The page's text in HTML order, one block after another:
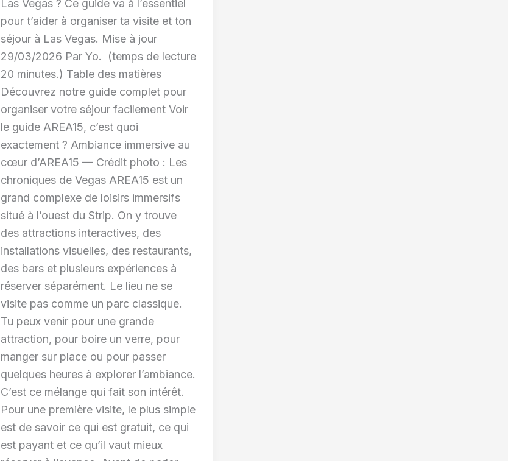
Las Vegas ? Ce guide va à l’essentiel
pour t’aider à organiser ta visite et ton
séjour à Las Vegas. Mise à jour
29/03/2026 Par Yo. (temps de lecture
20 minutes.) Table des matières
Découvrez notre guide complet pour
organiser votre séjour facilement Voir
le guide AREA15, c’est quoi
exactement ? Ambiance immersive au
cœur d’AREA15 — Crédit photo : Les
chroniques de Vegas AREA15 est un
grand complexe de loisirs immersifs
situé à l’ouest du Strip. On y trouve
des attractions interactives, des
installations visuelles, des restaurants,
des bars et plusieurs expériences à
réserver séparément. Le lieu ne se
visite pas comme un parc classique.
Tu peux venir pour une grande
attraction, pour boire un verre, pour
manger sur place ou pour passer
quelques heures à explorer l’ambiance.
C’est ce mélange qui fait son intérêt.
Pour une première visite, le plus simple
est de savoir ce qui est gratuit, ce qui
est payant et ce qu’il vaut mieux